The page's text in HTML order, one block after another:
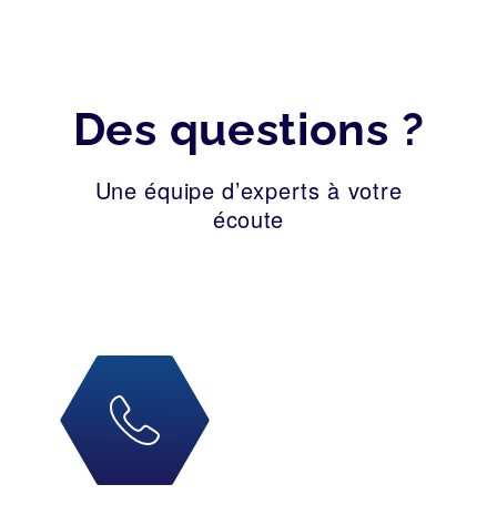
Des questions ?
Une équipe d’experts à votre
écoute